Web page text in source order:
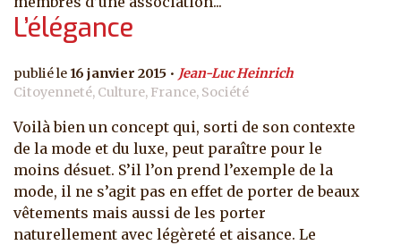
L’élégance
16 janvier 2015
Jean-Luc Heinrich
Citoyenneté, Culture, France, Société
Voilà bien un concept qui, sorti de son contexte
de la mode et du luxe, peut paraître pour le
moins désuet. S’il l’on prend l’exemple de la
mode, il ne s’agit pas en effet de porter de beaux
vêtements mais aussi de les porter
naturellement avec légèreté et aisance. Le